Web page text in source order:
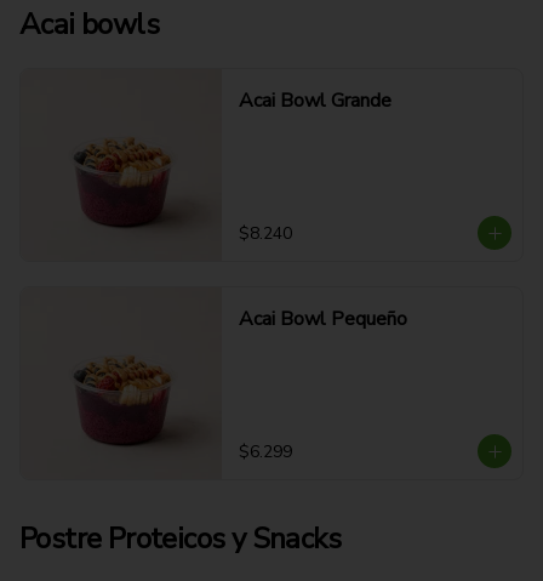
Acai bowls
Acai Bowl Grande
$8.240
Acai Bowl Pequeño
$6.299
Postre Proteicos y Snacks